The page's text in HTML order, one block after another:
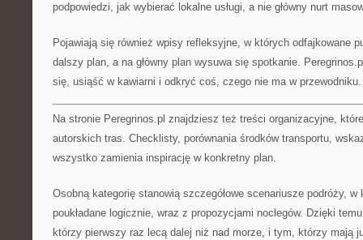
podpowiedzi, jak wybierać lokalne usługi, a nie główny nurt
Pojawiają się również wpisy refleksyjne, w których odfajkowane
dalszy plan, a na główny plan wysuwa się spotkanie.
się, usiąść w kawiarni i odkryć coś, czego nie ma w przewodniku.
Na stronie Peregrinos.pl znajdziesz też treści organizacyjne,
autorskich tras. Checklisty, porównania środków transportu,
wszystko zamienia inspirację w konkretny plan.
Osobną kategorię stanowią szczegółowe scenariusze podróży,
poukładane logicznie, wraz z propozycjami noclegów. Dzięki
którzy pierwszy raz lecą dalej niż nad morze, i tym, którzy mają